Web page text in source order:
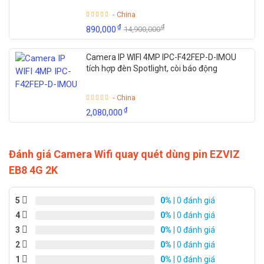
Thông số kỹ thuật camera Wifi quay quét
dùng pin EZVIZ EB8 4G 2K
– Chuấn nén H265/H.264
- China
890,000₫ 14,900,000₫
Camera IP WIFI 4MP IPC-F42FEP-D-IMOU
tích hợp đèn Spotlight, còi báo động
- China
2,080,000₫
Đánh giá Camera Wifi quay quét dùng pin EZVIZ
EB8 4G 2K
5 0% | 0 đánh giá
4
0% | 0 đánh giá
3
0% | 0 đánh giá
2
0% | 0 đánh giá
1
0% | 0 đánh giá